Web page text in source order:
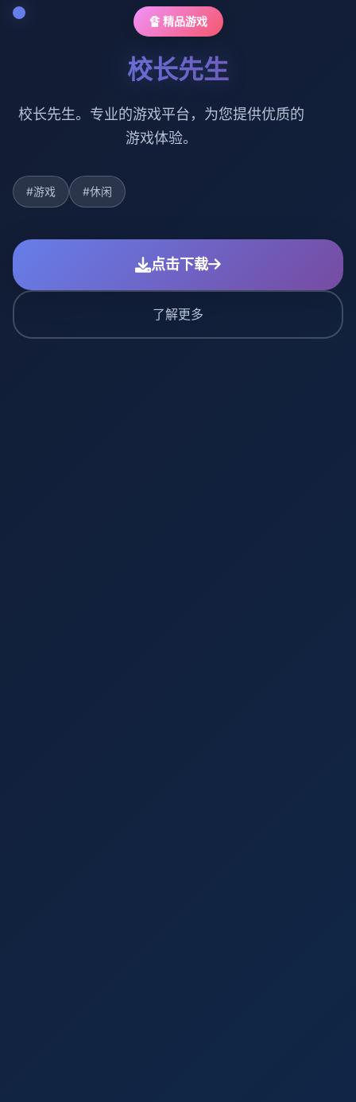
🔏 精品游戏
校长先生
校长先生。专业的游戏平台，为您提供优质的
游戏体验。
#游戏 #休闲
点击下载
了解更多